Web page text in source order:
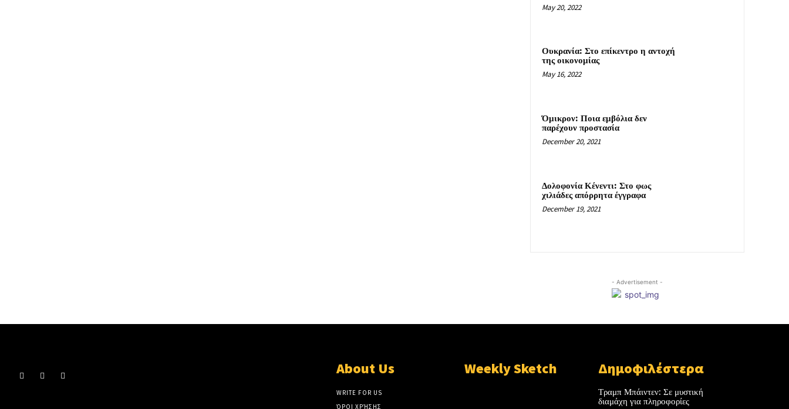
May 20, 2022
Ουκρανία: Στο επίκεντρο η αντοχή
της οικονομίας
May 16, 2022
Όμικρον: Ποια εμβόλια δεν
παρέχουν προστασία
December 20, 2021
Δολοφονία Κένεντι: Στο φως
χιλιάδες απόρρητα έγγραφα
December 19, 2021
- Advertisement -
About Us
WRITE FOR US
ΌΡΟΙ ΧΡΉΣΗΣ
Weekly Sketch Δημοφιλέστερα
Τραμπ Μπάιντεν: Σε μυστική
διαμάχη για πληροφορίες